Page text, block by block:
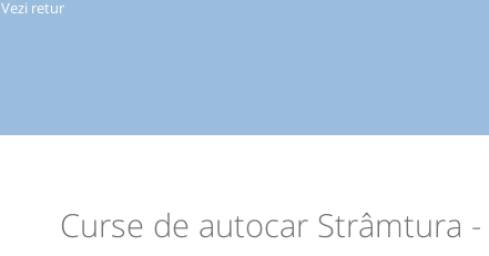
Vezi retur
Curse de autocar Strâmtura